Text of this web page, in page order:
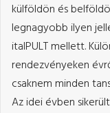
külföldön és
legnagyobb ilyen
italPULT mellett.
rendezvényeken
csaknem minden
Az idei évben